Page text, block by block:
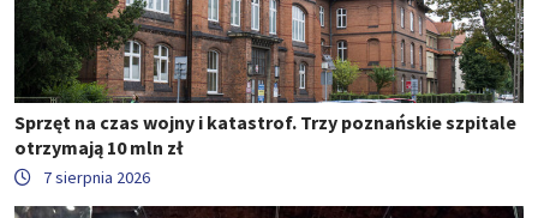
Sprzęt na czas wojny i katastrof. Trzy poznańskie szpitale
otrzymają 10 mln zł
7 sierpnia 2026